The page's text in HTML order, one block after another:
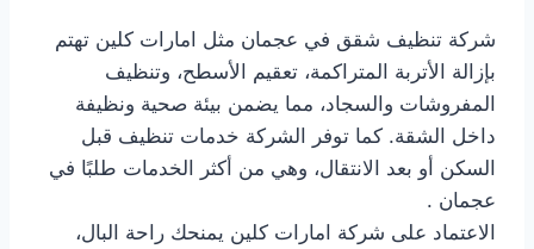
شركة تنظيف شقق في عجمان مثل امارات كلين تهتم
بإزالة الأتربة المتراكمة، تعقيم الأسطح، وتنظيف
المفروشات والسجاد، مما يضمن بيئة صحية ونظيفة
داخل الشقة. كما توفر الشركة خدمات تنظيف قبل
السكن أو بعد الانتقال، وهي من أكثر الخدمات طلبًا في
عجمان .
الاعتماد على شركة امارات كلين يمنحك راحة البال،